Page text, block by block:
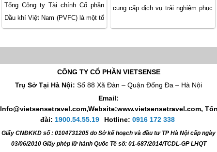
Tổng Công ty Tài chính Cổ phần
Dầu khí Việt Nam (PVFC) là một tổ
chức tín dụng phi ngân hàng, tiền
phương châm hoạt động “Vì sự
phát triển vững mạnh của Tập
cung cấp dịch vụ trải nghiệm phục
nước, góp phần vào sự phát triển
bộ nhân viên toàn tập đoàn.
CÔNG TY CỔ PHẦN VIETSENSE
Trụ Sở Tại Hà Nội: Số 88 Xã Đàn – Quận Đống Đa – Hà Nội
Email:
Info@vietsensetravel.com,Website:www.vietsensetravel.com,
đài: 1900.54.55.19 Hotline: 0916 172 338
Giấy CNĐKKD số : 0104731205 do Sở kế hoạch và đầu tư TP Hà Nội cấp ngày
03/06/2010 Giấy phép lữ hành Quốc Tế số: 01-687/2014/TCDL-GP LHQT